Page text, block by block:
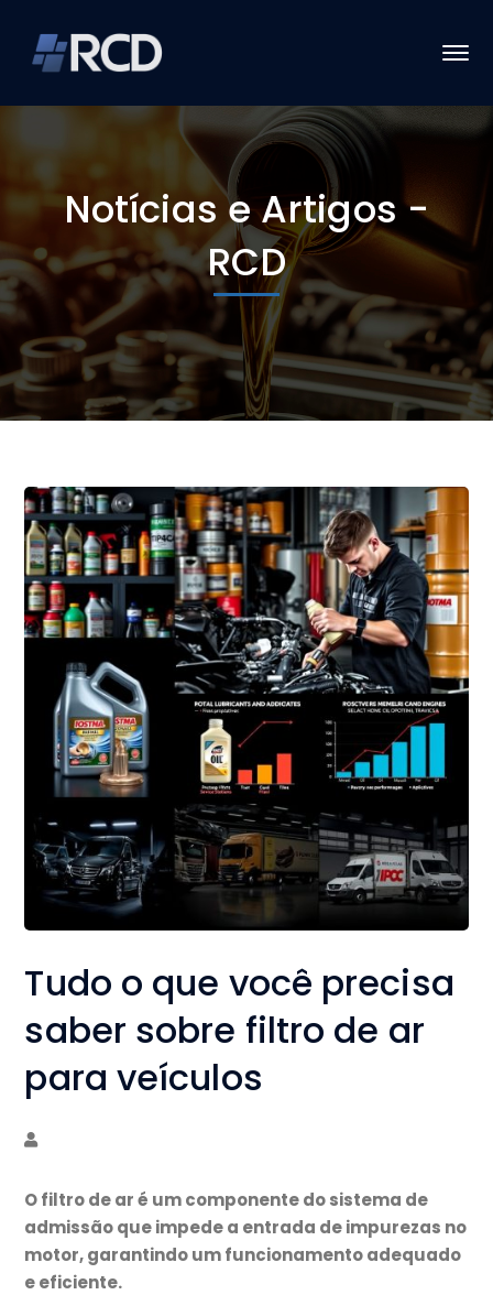
Notícias e Artigos -
RCD
Tudo o que você precisa
saber sobre filtro de ar
para veículos
O filtro de ar é um componente do sistema de
admissão que impede a entrada de impurezas no
motor, garantindo um funcionamento adequado
e eficiente.